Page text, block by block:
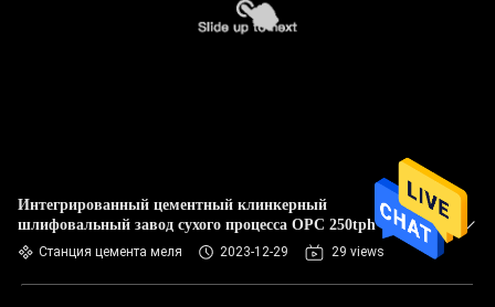
Интегрированный цементный клинкерный
шлифовальный завод сухого процесса OPC 250tph
Станция цемента меля 2023-12-29 29 views